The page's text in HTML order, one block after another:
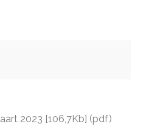
2023 [106,7Kb] (pdf)